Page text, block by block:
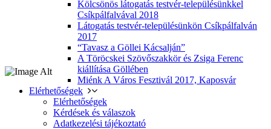
Kölcsönös látogatás testvér-településünkkel
Csíkpálfalvával 2018
Látogatás testvér-településünkön Csíkpálfalván
2017
“Tavasz a Göllei Kácsalján”
A Töröcskei Szövőszakkör és Zsiga Ferenc
kiállítása Göllében
Miénk A Város Fesztivál 2017, Kaposvár
Elérhetőségek
Elérhetőségek
Kérdések és válaszok
Adatkezelési tájékoztató